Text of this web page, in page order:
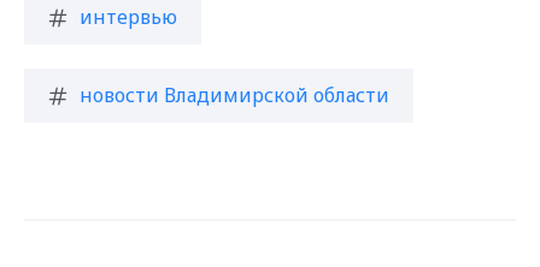
интервью
новости Владимирской области